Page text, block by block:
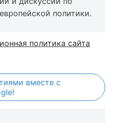
политики.
политика сайта
вместе с